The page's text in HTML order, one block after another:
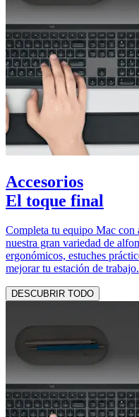
Accesorios
El toque final
Completa tu equipo Mac con
nuestra gran variedad de
ergonómicos, estuches
mejorar tu estación de trabajo.
DESCUBRIR TODO